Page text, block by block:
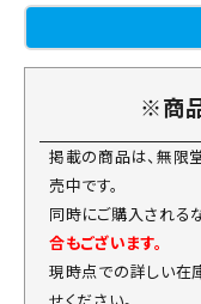
※商
掲載の商品は、無限
売中です。
同時にご購入される
合もございます。
現時点での詳しい在
せください。